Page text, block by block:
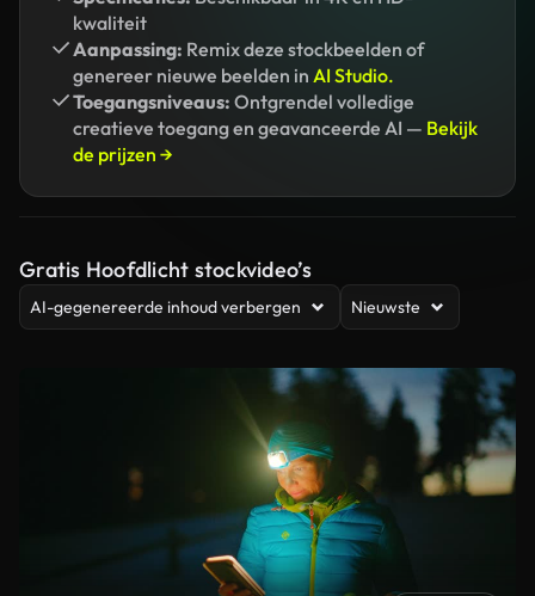
kwaliteit
Aanpassing: Remix deze stockbeelden of
genereer nieuwe beelden in AI Studio.
Toegangsniveaus: Ontgrendel volledige
creatieve toegang en geavanceerde AI — Bekijk
de prijzen →
Gratis Hoofdlicht stockvideo’s
AI-gegenereerde inhoud verbergen Nieuwste